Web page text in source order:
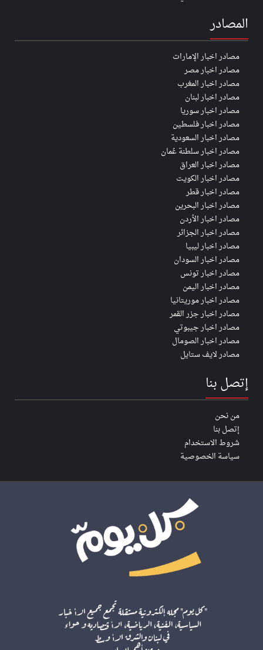
المصادر
مصادر اخبار الإمارات
مصادر اخبار مصر
مصادر اخبار المغرب
مصادر اخبار لبنان
مصادر اخبار سوريا
مصادر اخبار فلسطين
مصادر اخبار السعودية
مصادر اخبار سلطنة عُمان
مصادر اخبار العراق
مصادر اخبار الكويت
مصادر اخبار قطر
مصادر اخبار البحرين
مصادر اخبار الأردن
مصادر اخبار الجزائر
مصادر اخبار ليبيا
مصادر اخبار السودان
مصادر اخبار تونس
مصادر اخبار اليمن
مصادر اخبار موريتانيا
مصادر اخبار جزر القمر
مصادر اخبار جيبوتي
مصادر اخبار الصومال
مصادر لايف ستايل
إتصل بنا
من نحن
إتصل بنا
شروط الاستخدام
سياسة الخصوصية